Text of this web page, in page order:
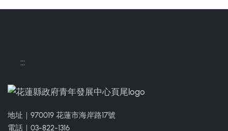
:::
地址｜970019 花蓮市海岸路17號
電話｜03-822-1316